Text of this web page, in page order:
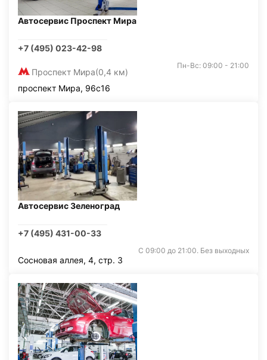
Автосервис Проспект Мира
+7 (495) 023-42-98
Проспект Мира(0,4 км)
Пн-Вс: 09:00 - 21:00
проспект Мира, 96с16
Автосервис Зеленоград
+7 (495) 431-00-33
С 09:00 до 21:00. Без выходных
Сосновая аллея, 4, стр. 3